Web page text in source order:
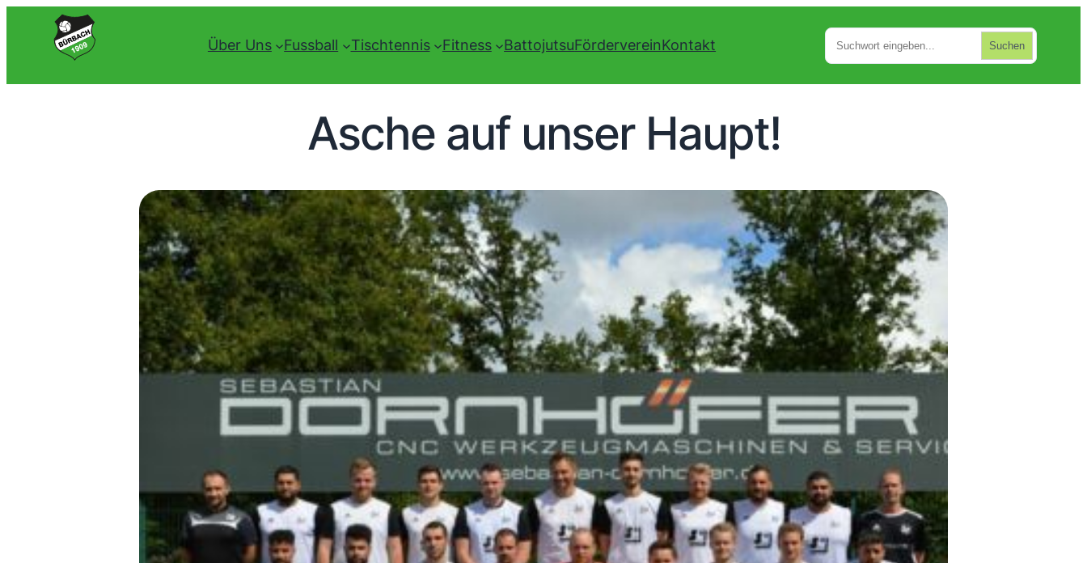
Über Uns Fussball Tischtennis Fitness BattojutsuFördervereinKontakt Suchen Suchen
Asche auf unser Haupt!